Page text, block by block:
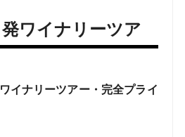
ワイナリーツア
イナリーツアー・完全プライ